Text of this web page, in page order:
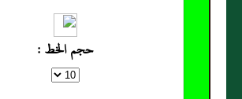
حجم الخط :